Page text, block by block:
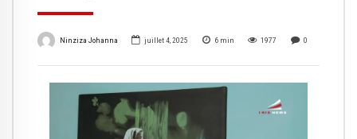
Ninziza Johanna juillet 4, 2025 6 min 1977 0